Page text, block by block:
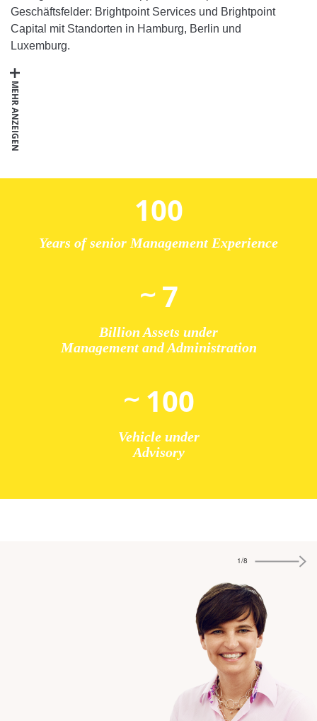
Geschäftsfelder: Brightpoint Services und Brightpoint
Capital mit Standorten in Hamburg, Berlin und
Luxemburg.
MEHR ANZEIGEN
100
Years of senior Management Experience
7
Billion Assets under
Management and Administration
100
Vehicle under
Advisory
1/8